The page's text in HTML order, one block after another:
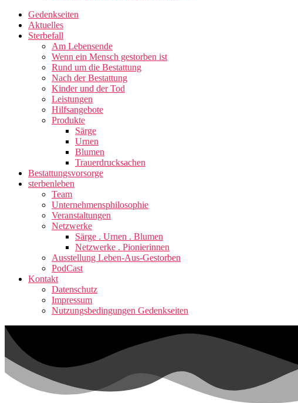
Gedenkseiten
Aktuelles
Sterbefall
Am Lebensende
Wenn ein Mensch gestorben ist
Rund um die Bestattung
Nach der Bestattung
Kinder und der Tod
Leistungen
Hilfsangebote
Produkte
Särge
Urnen
Blumen
Trauerdrucksachen
Bestattungsvorsorge
sterbenleben
Team
Unternehmensphilosophie
Veranstaltungen
Netzwerke
Särge . Urnen . Blumen
Netzwerke . Pionierinnen
Ausstellung Leben-Aus-Gestorben
PodCast
Kontakt
Datenschutz
Impressum
Nutzungsbedingungen Gedenkseiten